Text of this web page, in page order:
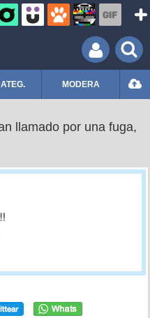
MODERA
llamado por una fuga,